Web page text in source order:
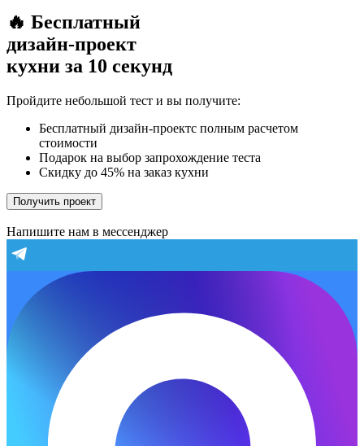
🔥 Бесплатный
дизайн-проект
кухни за 10 секунд
Пройдите небольшой тест и вы получите:
Бесплатный дизайн-проектс полным расчетом
стоимости
Подарок на выбор запрохождение теста
Скидку до 45% на заказ кухни
Получить проект
Напишите нам в мессенджер